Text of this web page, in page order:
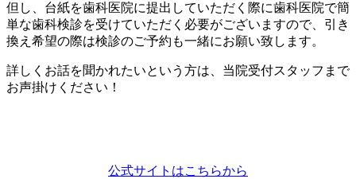
但し、台紙を歯科医院に提出していただく際に歯科医院で簡
単な歯科検診を受けていただく必要がございますので、引き
換え希望の際は検診のご予約も一緒にお願い致します。
詳しくお話を聞かれたいという方は、当院受付スタッフまで
お声掛けください！
公式サイトはこちらから